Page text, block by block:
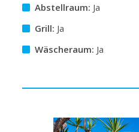
Abstellraum: Ja
Grill: Ja
Wäscheraum: Ja